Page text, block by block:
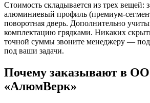
Стоимость складывается из трех вещей:
алюминиевый профиль (премиум-
поворотная дверь. Дополнительно
комплектацию грядками. Никаких
точной суммы звоните менеджеру —
под ваши задачи.
Почему заказывают в
«АлюмВерк»